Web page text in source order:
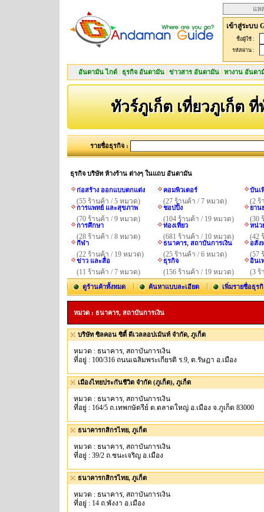
แห
เข้าสู่ระบบ
ชื่อผู้ใช้ :
รหัสผ่าน :
อันดามัน ไกด์ | ธุรกิจ อันดามัน | ข่าวสาร อันดามัน | หางาน อันดา
ทัวร์ภูเก็ต เที่ยวภูเก็ต
รายชื่อธุรกิจ :
ธุรกิจ บริษัท ห้างร้าน ต่างๆ ในแถบ อันดามัน
ก่อสร้าง ออกแบบตกแต่ง
(55 ร้านค้า / 5 หมวด)
การแพทย์ และสุขภาพ
(70 ร้านค้า / 9 หมวด)
การศึกษา
(28 ร้านค้า / 8 หมวด)
กีฬา
(22 ร้านค้า / 19 หมวด)
ข่าว และสื่อ
(11 ร้านค้า / 7 หมวด)
คอมพิวเตอร์
(27 ร้านค้า / 7 หมวด)
ชอปปิ้ง
(104 ร้านค้า / 19 หมวด)
ท่องเที่ยว
(681 ร้านค้า / 10 หมวด)
ธนาคาร, สถาบันการเงิน
(25 ร้านค้า / 6 หมวด)
ธุรกิจ
(156 ร้านค้า / 19 หมวด)
บันเ
(2 ร้
ยาน
(30
หน่ว
(42
อสัง
(57
อินเ
(3 ร้
ดูร้านค้าทั้งหมด ค้นหาแบบละเอียด เพิ่มรายชื่อธุร
หมวด : ธนาคาร, สถาบันการเงิน
บริษัท ซิลคอน ซิตี้ ดีเวลลอปเม้นท์ จำกัด, ภูเก็ต
หมวด : ธนาคาร, สถาบันการเงิน
ที่อยู่ : 100/316 ถนนเฉลิมพระเกียรติ ร.9, ต.รัษฏา อ.เมือง
เมืองไทยประกันชีวิต จำกัด (ภูเก็ต), ภูเก็ต
หมวด : ธนาคาร, สถาบันการเงิน
ที่อยู่ : 164/5 ถ.เทพกษัตรีย์ ต.ตลาดใหญ่ อ.เมือง จ.ภูเก็ต 83000
ธนาคารกสิกรไทย, ภูเก็ต
หมวด : ธนาคาร, สถาบันการเงิน
ที่อยู่ : 39/2 ถ.ชนะเจริญ อ.เมือง
ธนาคารกสิกรไทย, ภูเก็ต
หมวด : ธนาคาร, สถาบันการเงิน
ที่อยู่ : 14 ถ.พังงา อ.เมือง